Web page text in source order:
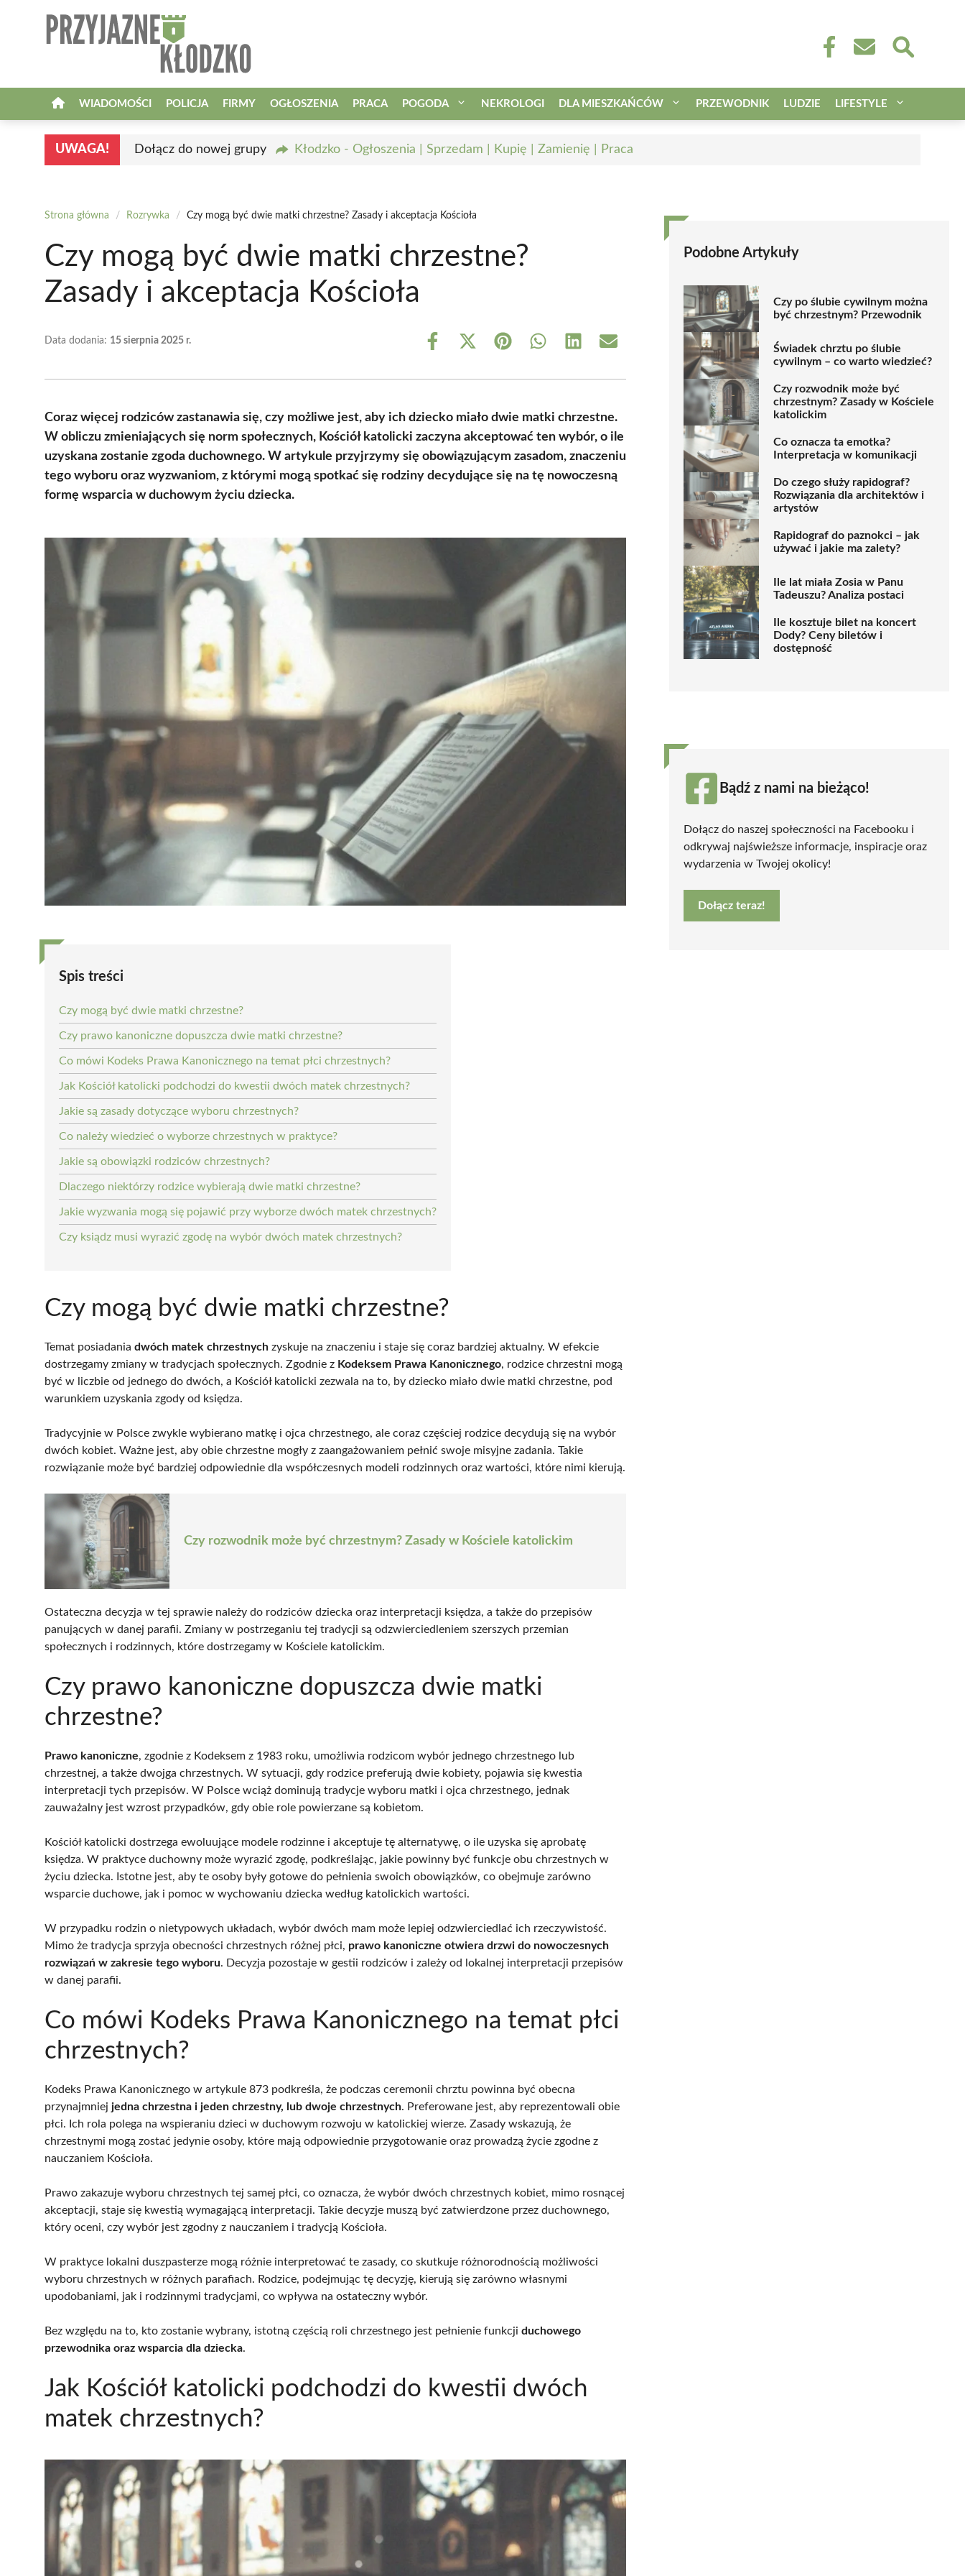
WIADOMOŚCI POLICJA FIRMY OGŁOSZENIA PRACA POGODA NEKROLOGI DLA MIESZKAŃCÓW PRZEWODNIK LUDZIE LIFESTYLE
UWAGA! Dołącz do nowej grupy Kłodzko - Ogłoszenia | Sprzedam | Kupię | Zamienię | Praca
Strona główna / Rozrywka / Czy mogą być dwie matki chrzestne? Zasady i akceptacja Kościoła
Czy mogą być dwie matki chrzestne?
Zasady i akceptacja Kościoła
Data dodania: 15 sierpnia 2025 r.
Share
Share
(Twitter)
Share Share Share Share
Coraz więcej rodziców zastanawia się, czy możliwe jest, aby ich dziecko miało dwie matki chrzestne.
W obliczu zmieniających się norm społecznych, Kościół katolicki zaczyna akceptować ten wybór, o ile
uzyskana zostanie zgoda duchownego. W artykule przyjrzymy się obowiązującym zasadom, znaczeniu
tego wyboru oraz wyzwaniom, z którymi mogą spotkać się rodziny decydujące się na tę nowoczesną
formę wsparcia w duchowym życiu dziecka.
Spis treści
Czy mogą być dwie matki chrzestne?
Czy prawo kanoniczne dopuszcza dwie matki chrzestne?
Co mówi Kodeks Prawa Kanonicznego na temat płci chrzestnych?
Jak Kościół katolicki podchodzi do kwestii dwóch matek chrzestnych?
Jakie są zasady dotyczące wyboru chrzestnych?
Co należy wiedzieć o wyborze chrzestnych w praktyce?
Jakie są obowiązki rodziców chrzestnych?
Dlaczego niektórzy rodzice wybierają dwie matki chrzestne?
Jakie wyzwania mogą się pojawić przy wyborze dwóch matek chrzestnych?
Czy ksiądz musi wyrazić zgodę na wybór dwóch matek chrzestnych?
Czy mogą być dwie matki chrzestne?
Temat posiadania dwóch matek chrzestnych zyskuje na znaczeniu i staje się coraz bardziej aktualny. W efekcie
dostrzegamy zmiany w tradycjach społecznych. Zgodnie z Kodeksem Prawa Kanonicznego, rodzice chrzestni mogą
być w liczbie od jednego do dwóch, a Kościół katolicki zezwala na to, by dziecko miało dwie matki chrzestne, pod
warunkiem uzyskania zgody od księdza.
Tradycyjnie w Polsce zwykle wybierano matkę i ojca chrzestnego, ale coraz częściej rodzice decydują się na wybór
dwóch kobiet. Ważne jest, aby obie chrzestne mogły z zaangażowaniem pełnić swoje misyjne zadania. Takie
rozwiązanie może być bardziej odpowiednie dla współczesnych modeli rodzinnych oraz wartości, które nimi kierują.
Czy rozwodnik może być chrzestnym? Zasady w Kościele katolickim
Ostateczna decyzja w tej sprawie należy do rodziców dziecka oraz interpretacji księdza, a także do przepisów
panujących w danej parafii. Zmiany w postrzeganiu tej tradycji są odzwierciedleniem szerszych przemian
społecznych i rodzinnych, które dostrzegamy w Kościele katolickim.
Czy prawo kanoniczne dopuszcza dwie matki
chrzestne?
Prawo kanoniczne, zgodnie z Kodeksem z 1983 roku, umożliwia rodzicom wybór jednego chrzestnego lub
chrzestnej, a także dwojga chrzestnych. W sytuacji, gdy rodzice preferują dwie kobiety, pojawia się kwestia
interpretacji tych przepisów. W Polsce wciąż dominują tradycje wyboru matki i ojca chrzestnego, jednak
zauważalny jest wzrost przypadków, gdy obie role powierzane są kobietom.
Kościół katolicki dostrzega ewoluujące modele rodzinne i akceptuje tę alternatywę, o ile uzyska się aprobatę
księdza. W praktyce duchowny może wyrazić zgodę, podkreślając, jakie powinny być funkcje obu chrzestnych w
życiu dziecka. Istotne jest, aby te osoby były gotowe do pełnienia swoich obowiązków, co obejmuje zarówno
wsparcie duchowe, jak i pomoc w wychowaniu dziecka według katolickich wartości.
W przypadku rodzin o nietypowych układach, wybór dwóch mam może lepiej odzwierciedlać ich rzeczywistość.
Mimo że tradycja sprzyja obecności chrzestnych różnej płci, prawo kanoniczne otwiera drzwi do nowoczesnych
rozwiązań w zakresie tego wyboru. Decyzja pozostaje w gestii rodziców i zależy od lokalnej interpretacji przepisów
w danej parafii.
Co mówi Kodeks Prawa Kanonicznego na temat płci
chrzestnych?
Kodeks Prawa Kanonicznego w artykule 873 podkreśla, że podczas ceremonii chrztu powinna być obecna
przynajmniej jedna chrzestna i jeden chrzestny, lub dwoje chrzestnych. Preferowane jest, aby reprezentowali obie
płci. Ich rola polega na wspieraniu dzieci w duchowym rozwoju w katolickiej wierze. Zasady wskazują, że
chrzestnymi mogą zostać jedynie osoby, które mają odpowiednie przygotowanie oraz prowadzą życie zgodne z
nauczaniem Kościoła.
Prawo zakazuje wyboru chrzestnych tej samej płci, co oznacza, że wybór dwóch chrzestnych kobiet, mimo rosnącej
akceptacji, staje się kwestią wymagającą interpretacji. Takie decyzje muszą być zatwierdzone przez duchownego,
który oceni, czy wybór jest zgodny z nauczaniem i tradycją Kościoła.
W praktyce lokalni duszpasterze mogą różnie interpretować te zasady, co skutkuje różnorodnością możliwości
wyboru chrzestnych w różnych parafiach. Rodzice, podejmując tę decyzję, kierują się zarówno własnymi
upodobaniami, jak i rodzinnymi tradycjami, co wpływa na ostateczny wybór.
Bez względu na to, kto zostanie wybrany, istotną częścią roli chrzestnego jest pełnienie funkcji duchowego
przewodnika oraz wsparcia dla dziecka.
Jak Kościół katolicki podchodzi do kwestii dwóch
matek chrzestnych?
Podobne Artykuły
Czy po ślubie cywilnym można
być chrzestnym? Przewodnik
Świadek chrztu po ślubie
cywilnym – co warto wiedzieć?
Czy rozwodnik może być
chrzestnym? Zasady w Kościele
katolickim
Co oznacza ta emotka?
Interpretacja w komunikacji
Do czego służy rapidograf?
Rozwiązania dla architektów i
artystów
Rapidograf do paznokci – jak
używać i jakie ma zalety?
Ile lat miała Zosia w Panu
Tadeuszu? Analiza postaci
Ile kosztuje bilet na koncert
Dody? Ceny biletów i
dostępność
Bądź z nami na bieżąco!
Dołącz do naszej społeczności na Facebooku i
odkrywaj najświeższe informacje, inspiracje oraz
wydarzenia w Twojej okolicy!
Dołącz teraz!